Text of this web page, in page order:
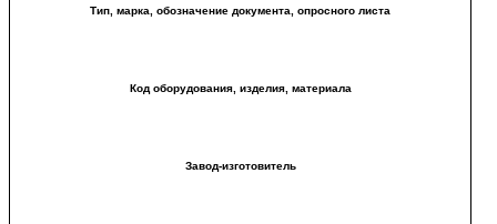
Тип, марка, обозначение документа, опросного листа
Код оборудования, изделия, материала
Завод-изготовитель